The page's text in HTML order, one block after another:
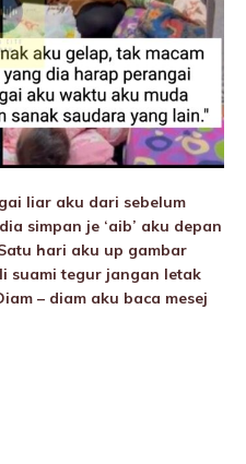
liar aku dari sebelum
simpan je ‘aib’ aku depan
hari aku up gambar
suami tegur jangan letak
– diam aku baca mesej